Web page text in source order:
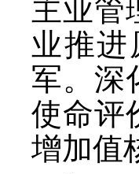
主业管
业推进
军。深
使命评
增加值